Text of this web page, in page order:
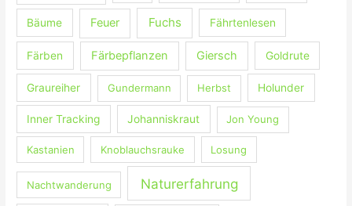
c
Bäume Feuer Fuchs Fährtenlesen
Färben Färbepflanzen Giersch Goldrute
Graureiher Gundermann Herbst Holunder
Inner Tracking Johanniskraut Jon Young
Kastanien Knoblauchsrauke Losung
Nachtwanderung Naturerfahrung